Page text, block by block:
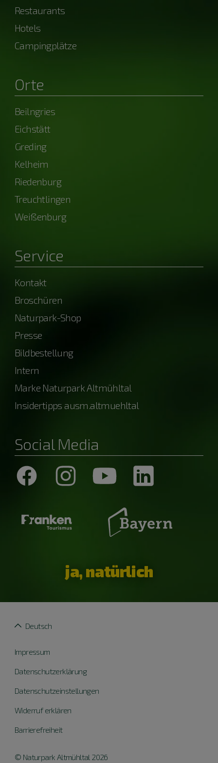
Restaurants
Hotels
Campingplätze
Orte
Beilngries
Eichstätt
Greding
Kelheim
Riedenburg
Treuchtlingen
Weißenburg
Service
Kontakt
Broschüren
Naturpark-Shop
Presse
Bildbestellung
Intern
Marke Naturpark Altmühltal
Insidertipps ausm.altmuehltal
Social Media
ja, natürlich
Impressum
Datenschutzerklärung
Datenschutzeinstellungen
Widerruf erklären
Barrierefreiheit
Deutsch
© Naturpark Altmühltal 2026